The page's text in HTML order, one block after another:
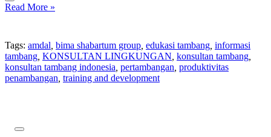
Read More »
Tags: amdal bima shabartum group edukasi tambang informasi
tambang KONSULTAN LINGKUNGAN konsultan tambang
konsultan tambang indonesia pertambangan produktivitas
penambangan training and development